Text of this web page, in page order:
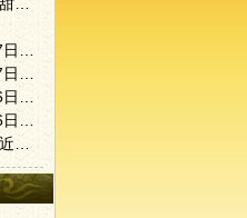
安徽亳州药市2019年03月17日快讯
河北安国药市2019年03月17日快讯
河北安国药市2019年03月16日快讯
安徽亳州药市2019年03月16日快讯
丁甘仁：倡寒温经时统一 创近代中医教育